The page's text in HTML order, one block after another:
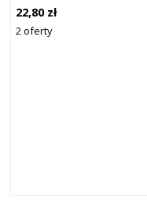
22,80 zł
2 oferty